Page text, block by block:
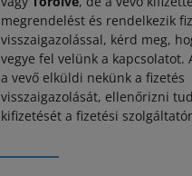
megrendelést és rendelkezik
visszaigazolással, kérd meg,
vegye fel velünk a kapcsolatot.
a vevő elküldi nekünk a fizetés
visszaigazolását, ellenőrizni
kifizetését a fizetési